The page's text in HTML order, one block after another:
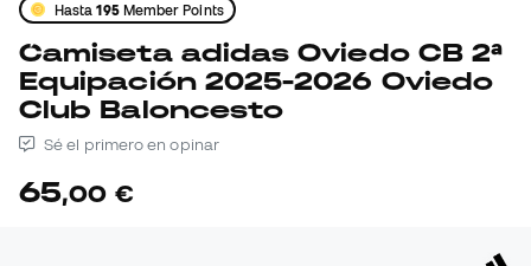
Hasta195Member Points
Camiseta adidas Oviedo CB 2ª
Equipación 2025-2026 Oviedo
Club Baloncesto
Sé el primero en opinar
65,00 €